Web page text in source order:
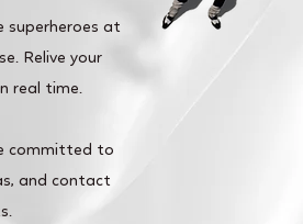
superheroes at
Relive your
real time.
committed to
and contact